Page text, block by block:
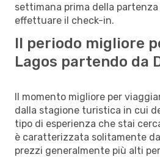
settimana prima della
effettuare il check-in.
Il periodo migliore
Lagos partendo da
Il momento migliore per
dalla stagione turistica in cui
tipo di esperienza che stai
è caratterizzata solitamente
prezzi generalmente più alti